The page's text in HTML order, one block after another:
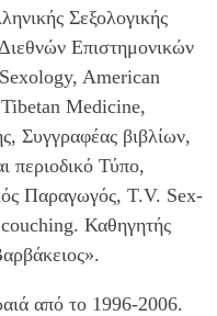
Σεξολογικής
Επιστημονικών
American
Medicine,
Συγγραφέας βιβλίων,
περιοδικό Τύπο,
Παραγωγός, T.V. Sex-
Καθηγητής
από το 1996-2006.